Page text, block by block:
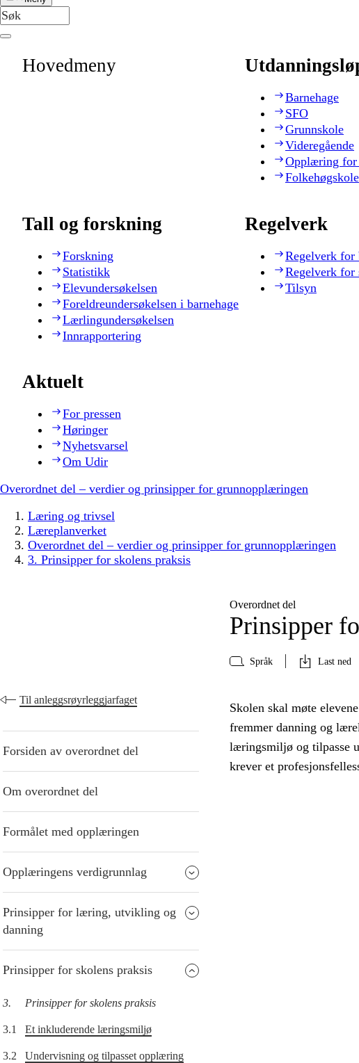
Hovedmeny
Barnehage
SFO
Grunnskole
Videregående
Opplæring for
Folkehøgskole
Tall og forskning
Forskning
Statistikk
Elevundersøkelsen
Foreldreundersøkelsen i barnehage
Lærlingundersøkelsen
Innrapportering
Regelverk
Regelverk for
Regelverk
Tilsyn
Aktuelt
For pressen
Høringer
Nyhetsvarsel
Om Udir
Overordnet del – verdier og prinsipper for grunnopplæringen
Læring og trivsel
Læreplanverket
Overordnet del – verdier og prinsipper for grunnopplæringen
3. Prinsipper for skolens praksis
Overordnet del
Prinsipper
Språk Last ned
Til anleggsrøyrleggjarfaget
Forsiden av overordnet del
Om overordnet del
Formålet med opplæringen
Opplæringens verdigrunnlag
Prinsipper for læring, utvikling og
danning
Prinsipper for skolens praksis
3. Prinsipper for skolens praksis
3.1 Et inkluderende læringsmiljø
3.2 Undervisning og tilpasset opplæring
Skolen skal møte
fremmer danning og
læringsmiljø og tilpasse
krever et